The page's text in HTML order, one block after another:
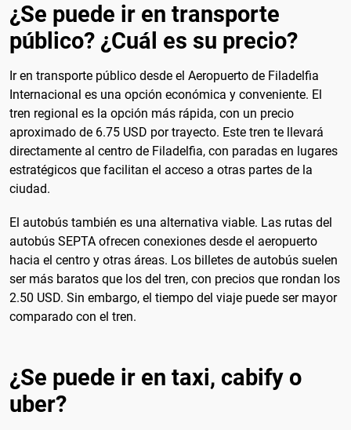
¿Se puede ir en transporte
público? ¿Cuál es su precio?
Ir en transporte público desde el Aeropuerto de Filadelfia
Internacional es una opción económica y conveniente. El
tren regional es la opción más rápida, con un precio
aproximado de 6.75 USD por trayecto. Este tren te llevará
directamente al centro de Filadelfia, con paradas en lugares
estratégicos que facilitan el acceso a otras partes de la
ciudad.
El autobús también es una alternativa viable. Las rutas del
autobús SEPTA ofrecen conexiones desde el aeropuerto
hacia el centro y otras áreas. Los billetes de autobús suelen
ser más baratos que los del tren, con precios que rondan los
2.50 USD. Sin embargo, el tiempo del viaje puede ser mayor
comparado con el tren.
¿Se puede ir en taxi, cabify o
uber?